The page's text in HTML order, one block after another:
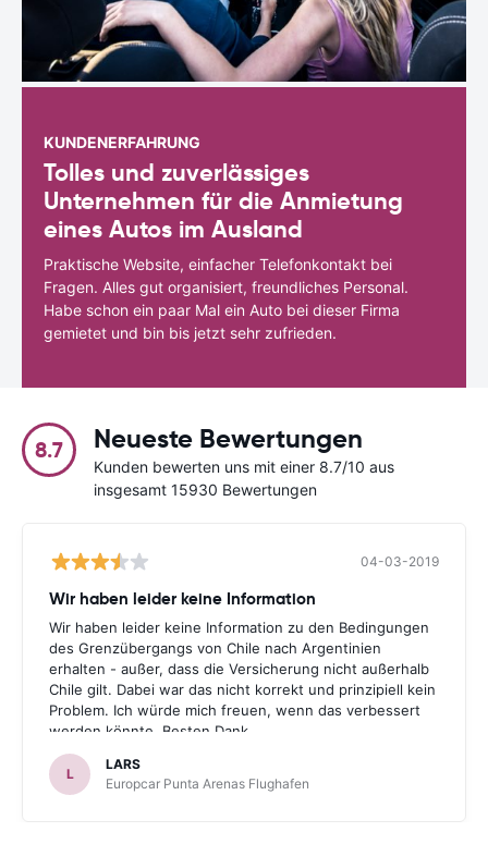
KUNDENERFAHRUNG
Tolles und zuverlässiges
Unternehmen für die Anmietung
eines Autos im Ausland
Praktische Website, einfacher Telefonkontakt bei
Fragen. Alles gut organisiert, freundliches Personal.
Habe schon ein paar Mal ein Auto bei dieser Firma
gemietet und bin bis jetzt sehr zufrieden.
8.7 Neueste Bewertungen
Kunden bewerten uns mit einer 8.7/10 aus
insgesamt 15930 Bewertungen
04-03-2019
Wir haben leider keine Information
Wir haben leider keine Information zu den Bedingungen
des Grenzübergangs von Chile nach Argentinien
erhalten - außer, dass die Versicherung nicht außerhalb
Chile gilt. Dabei war das nicht korrekt und prinzipiell kein
Problem. Ich würde mich freuen, wenn das verbessert
werden könnte. Besten Dank.
L
LARS
Europcar Punta Arenas Flughafen